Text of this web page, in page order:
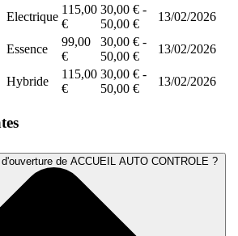
Electrique
115,00
€
30,00 € -
50,00 €
13/02/2026
Essence
99,00
€
30,00 € -
50,00 €
13/02/2026
Hybride
115,00
€
30,00 € -
50,00 €
13/02/2026
de ACCUEIL AUTO CONTROLE ?